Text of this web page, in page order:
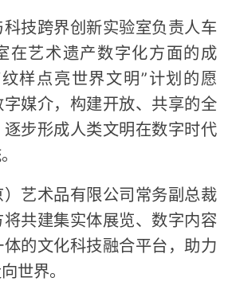
技跨界创新实验室负责人车
在艺术遗产数字化方面的成
样点亮世界文明”计划的愿
媒介，构建开放、共享的全
步形成人类文明在数字时代
艺术品有限公司常务副总裁
共建集实体展览、数字内容
的文化科技融合平台，助力
世界。